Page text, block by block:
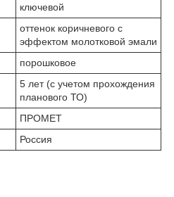
ключевой
оттенок коричневого с
эффектом молотковой эмали
порошковое
5 лет (с учетом прохождения
планового ТО)
ПРОМЕТ
Россия